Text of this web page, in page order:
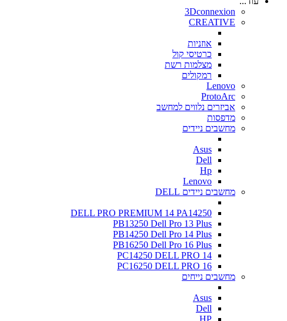
3Dconnexion
CREATIVE
אוזניות
כרטיסי קול
מצלמות רשת
רמקולים
Lenovo
ProtoArc
אביזרים נלווים למחשב
מדפסות
מחשבים ניידים
Asus
Dell
Hp
Lenovo
מחשבים ניידים DELL
DELL PRO PREMIUM 14 PA14250
PB13250 Dell Pro 13 Plus
PB14250 Dell Pro 14 Plus
PB16250 Dell Pro 16 Plus
PC14250 DELL PRO 14
PC16250 DELL PRO 16
מחשבים נייחים
Asus
Dell
HP